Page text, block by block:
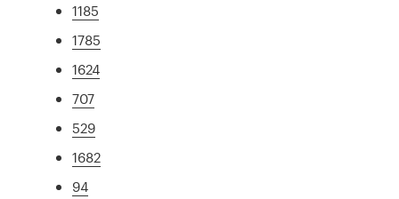
1185
1785
1624
707
529
1682
94